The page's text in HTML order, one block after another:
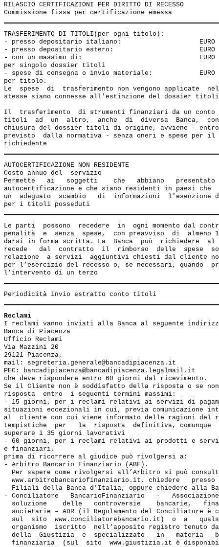
RILASCIO CERTIFICAZIONI PER DIRITTO DI
TRASFERIMENTO DI TITOLI(per ogni titolo):
- presso depositario italiano:                    EURO
- presso depositario estero:                      EURO
- con un massimo di:                              EURO
per singolo dossier titoli
- spese di consegna o invio materiale:
per titolo.
Le  spese  di  trasferimento non vengono applicate
stesse siano connesse all'estinzione del dossier
Il  trasferimento  di strumenti finanziari da un
titoli  ad  un  altro,  anche  di  diversa  Banca,
chiusura del dossier titoli di origine, avviene -
previsto  dalla normativa - senza oneri e spese per il
AUTOCERTIFICAZIONE NON RESIDENTE
Costo annuo del  servizio
Permette   ai   soggetti    che   abbiano   presentato
autocertificazione e che siano residenti in paesi che
un  adeguato  scambio   di  informazioni  l'esenzione
Le parti  possono  recedere  in  ogni momento dal
penalità  e  senza  spese,  con preavviso  di  almeno
darsi in forma scritta. La  Banca  può  richiedere  al
recede   dal  contratto  il  rimborso  delle  spese
relazione  a servizi  aggiuntivi chiesti dal cliente
per l’esercizio del recesso o, se necessari, quando
Reclami
I reclami vanno inviati alla Banca al seguente
Banca di Piacenza
Ufficio Reclami
Via Mazzini 20
29121 Piacenza,
mail: segreteria.generale@bancadipiacenza.it
PEC: bancadipiacenza@bancadipiacenza.legalmail.it
che deve rispondere entro 60 giorni dal ricevimento.
Se il Cliente non è soddisfatto della risposta o se
risposta  entro  i seguenti termini massimi:
- 15 giorni, per i reclami relativi ai servizi di
situazioni eccezionali in cui, previa comunicazione
al  cliente con cui viene informato delle ragioni del
tempistiche  per   la  risposta  definitiva, comunque
superare i 35 giorni lavorativi
- 60 giorni, per i reclami relativi ai prodotti e
e finanziari,
prima di ricorrere al giudice può rivolgersi a:
- Arbitro Bancario Finanziario (ABF).
Per sapere come rivolgersi all’Arbitro si può
www.arbitrobancariofinanziario.it, chiedere   presso
Filiali della Banca d’Italia, oppure chiedere alla
- Conciliatore   BancarioFinanziario   -
soluzione    delle   controversie    bancarie,
societarie – ADR (il Regolamento del Conciliatore è
sul  sito  www.conciliatorebancario.it)  o  a
organismo  iscritto  nell'apposito registro tenuto
della  Giustizia  e  specializzato   in   materia
finanziaria  (sul  sito  www.giustizia.it è